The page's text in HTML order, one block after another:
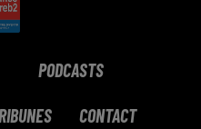
PODCASTS
CONTACT